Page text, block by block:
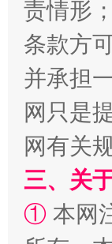
阿坝州
责情形；
条款方
并承担
网只是
网有关
三、关
① 本网